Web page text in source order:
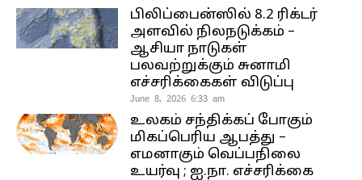
பிலிப்பைன்ஸில் 8.2 ரிக்டர்
அளவில் நிலநடுக்கம் –
ஆசியா நாடுகள்
பலவற்றுக்கும் சுனாமி
எச்சரிக்கைகள் விடுப்பு
June 8, 2026 6:33 am
உலகம் சந்திக்கப் போகும்
மிகப்பெரிய ஆபத்து –
எமனாகும் வெப்பநிலை
உயர்வு ; ஐ.நா. எச்சரிக்கை